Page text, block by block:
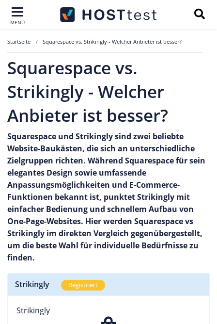
MENÜ
Startseite Squarespace vs. Strikingly - Welcher Anbieter ist besser?
Squarespace vs.
Strikingly - Welcher
Anbieter ist besser?
Squarespace und Strikingly sind zwei beliebte
Website-Baukästen, die sich an unterschiedliche
Zielgruppen richten. Während Squarespace für sein
elegantes Design sowie umfassende
Anpassungsmöglichkeiten und E-Commerce-
Funktionen bekannt ist, punktet Strikingly mit
einfacher Bedienung und schnellem Aufbau von
One-Page-Websites. Hier werden Squarespace vs
Strikingly im direkten Vergleich gegenübergestellt,
um die beste Wahl für individuelle Bedürfnisse zu
finden.
Strikingly Registriert
Strikingly